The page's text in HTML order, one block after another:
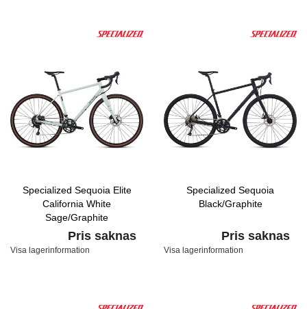
Specialized Sequoia Elite
California White
Sage/Graphite
Pris saknas
Visa lagerinformation
Specialized Sequoia
Black/Graphite
Pris saknas
Visa lagerinformation